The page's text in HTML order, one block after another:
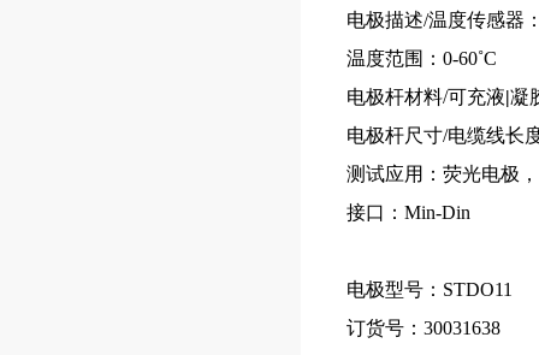
电极描述/温度传感器
温度范围 ： 0-60˚C
电极杆材料/可充液|凝
电极杆尺寸/电缆线长
测试应用： 荧光电极
接口： Min-Din
电极型号： STDO11
订货号： 30031638